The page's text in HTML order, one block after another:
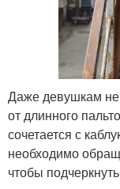
Даже девушкам
от длинного
сочетается с
необходимо
чтобы